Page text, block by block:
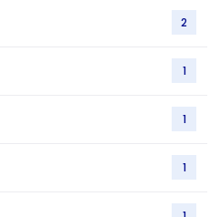
2
1
1
1